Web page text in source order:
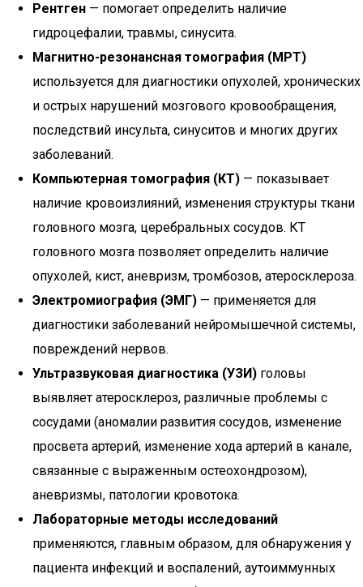
Рентген — помогает определить наличие
гидроцефалии, травмы, синусита.
Магнитно-резонансная томография (МРТ)
используется для диагностики опухолей, хронических
и острых нарушений мозгового кровообращения,
последствий инсульта, синуситов и многих других
заболеваний.
Компьютерная томография (КТ) — показывает
наличие кровоизлияний, изменения структуры ткани
головного мозга, церебральных сосудов. КТ
головного мозга позволяет определить наличие
опухолей, кист, аневризм, тромбозов, атеросклероза.
Электромиография (ЭМГ) — применяется для
диагностики заболеваний нейромышечной системы,
повреждений нервов.
Ультразвуковая диагностика (УЗИ) головы
выявляет атеросклероз, различные проблемы с
сосудами (аномалии развития сосудов, изменение
просвета артерий, изменение хода артерий в канале,
связанные с выраженным остеохондрозом),
аневризмы, патологии кровотока.
Лабораторные методы исследований
применяются, главным образом, для обнаружения у
пациента инфекций и воспалений, аутоиммунных